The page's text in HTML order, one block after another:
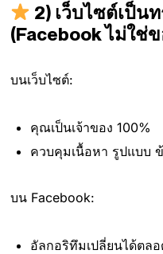
2) เว็บไซต์เป็น
(Facebook ไม่ใช่
บนเว็บไซต์:
คุณเป็นเจ้าของ 100%
ควบคุมเนื้อหา รูปแบบ
บน Facebook:
อัลกอริทึมเปลี่ยนได้ตล